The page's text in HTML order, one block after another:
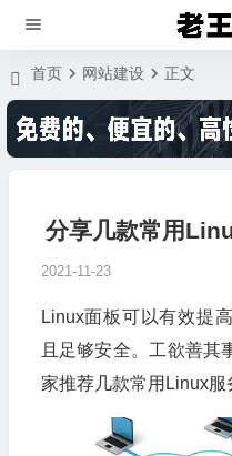
首页 网站建设 正文
分享几款常用
2021-11-23
Linux面板可以有效提
且足够安全。工欲善其
家推荐几款常用Linux服